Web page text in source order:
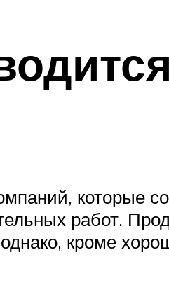
которые
работ.
кроме